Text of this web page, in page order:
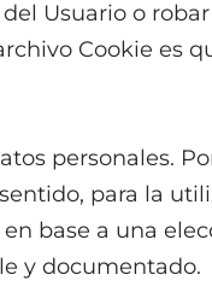
Usuario o
Cookie es
personales.
para la
base a una
y documentado.